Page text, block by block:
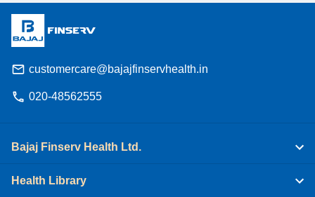
customercare@bajajfinservhealth.in
020-48562555
Bajaj Finserv Health Ltd.
Health Library